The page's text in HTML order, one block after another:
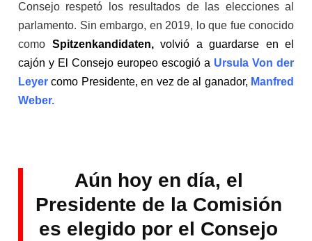
Consejo respetó los resultados de las elecciones al
parlamento. Sin embargo, en 2019, lo que fue conocido
como Spitzenkandidaten, volvió a guardarse en el
cajón y El Consejo europeo escogió a Ursula Von der
Leyer como Presidente, en vez de al ganador, Manfred
Weber.
Aún hoy en día, el
Presidente de la Comisión
es elegido por el Consejo